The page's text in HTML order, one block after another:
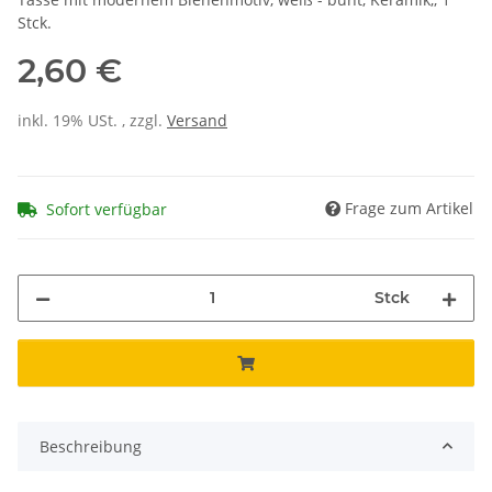
Stck.
2,60 €
inkl. 19% USt. , zzgl. Versand
Sofort verfügbar Frage zum Artikel
Stck
Beschreibung